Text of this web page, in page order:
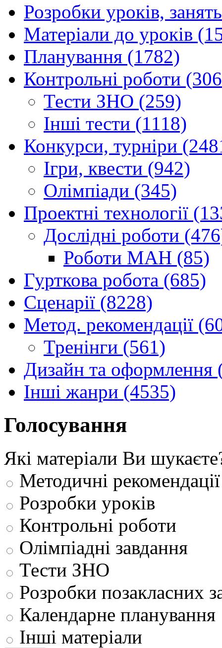
Розробки уроків,
Матеріали до уроків
Планування (1782)
Контрольні роботи
Тести ЗНО (259)
Інші тести (1118)
Конкурси, турніри
Ігри, квести (942)
Олімпіади (345)
Проектні технології
Дослідні роботи
Роботи МАН (85)
Гурткова робота (685)
Сценарії (8228)
Метод. рекомендації
Тренінги (561)
Дизайн та оформлення
Інші жанри (4535)
Голосування
Які матеріали Ви
Методичні рекомендації
Розробки уроків
Контрольні роботи
Олімпіадні завдання
Тести ЗНО
Розробки позакласних
Календарне планування
Інші матеріали